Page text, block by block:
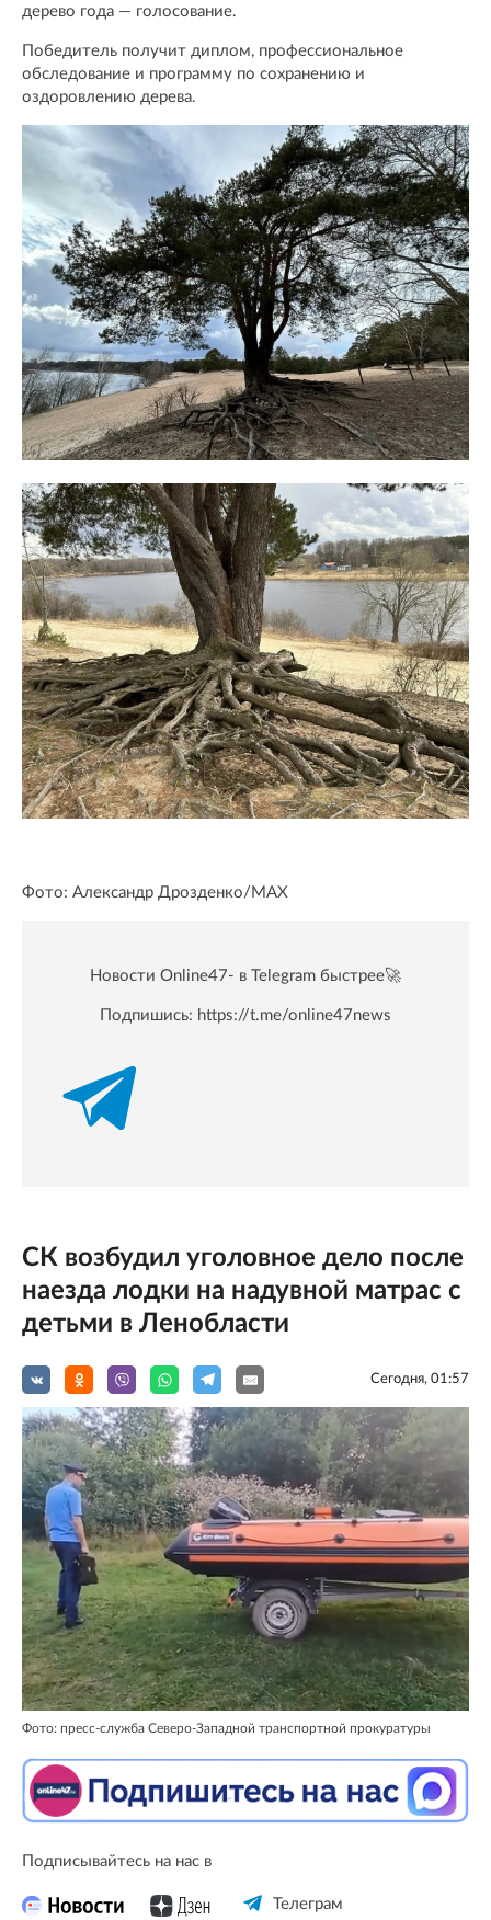
дерево года — голосование.
Победитель получит диплом, профессиональное
обследование и программу по сохранению и
оздоровлению дерева.
Фото: Александр Дрозденко/MAX
Новости Online47- в Telegram быстрее🚀
Подпишись: https://t.me/online47news
СК возбудил уголовное дело после
наезда лодки на надувной матрас с
детьми в Ленобласти
Сегодня, 01:57
Фото: пресс-служба Северо-Западной транспортной прокуратуры
Подписывайтесь на нас в
Телеграм